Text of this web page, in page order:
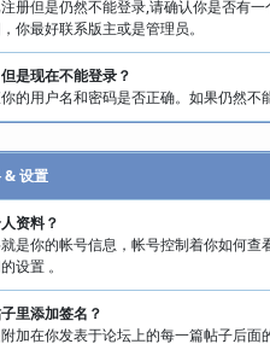
册但是仍然不能登录,请确认你是否有
你最好联系版主或是管理员。
是现在不能登录？
的用户名和密码是否正确。如果仍然不
& 设置
资料？
是你的帐号信息，帐号控制着你如何
设置 。
里添加签名？
加在你发表于论坛上的每一篇帖子后面